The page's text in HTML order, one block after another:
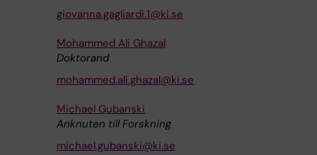
giovanna.gagliardi.1@ki.se
Mohammed Ali Ghazal
Doktorand
mohammed.ali.ghazal@ki.se
Michael Gubanski
Anknuten till Forskning
michael.gubanski@ki.se